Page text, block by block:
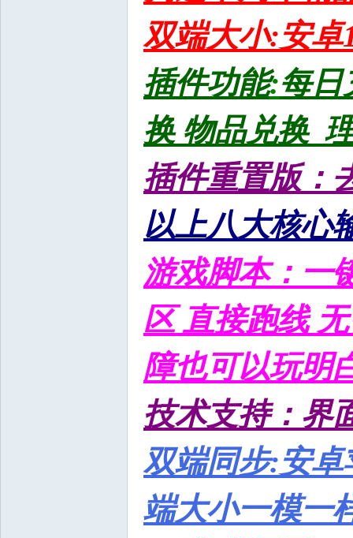
双端大小:安卓
插件功能:每
换 物品兑换
插件重置版：
以上八大核心
游戏脚本：一
区 直接跑线
障也可以玩明
技术支持：界
双端同步:安
端大小一模一